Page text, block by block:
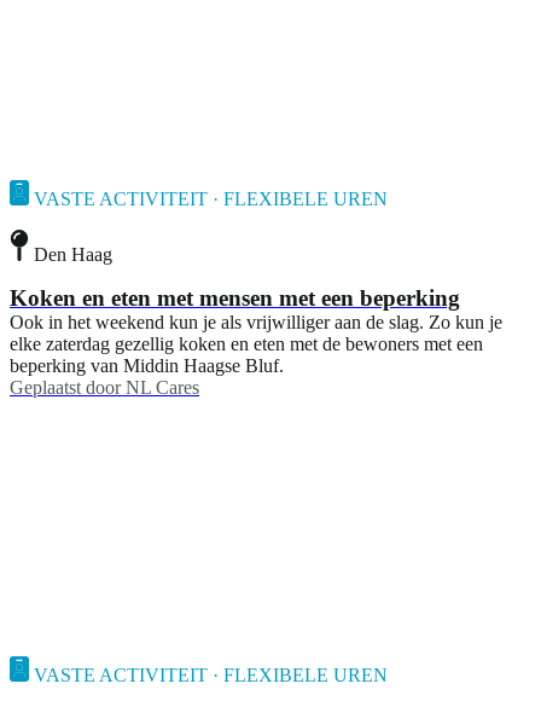
VASTE ACTIVITEIT · FLEXIBELE UREN
Den Haag
Koken en eten met mensen met een beperking
Ook in het weekend kun je als vrijwilliger aan de slag. Zo kun je
elke zaterdag gezellig koken en eten met de bewoners met een
beperking van Middin Haagse Bluf.
Geplaatst door NL Cares
VASTE ACTIVITEIT · FLEXIBELE UREN